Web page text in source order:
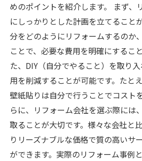
めのポイントを紹介します。 まず、
にしっかりとした計画を立てること
分をどのようにリフォームするのか
ことで、必要な費用を明確にするこ
た、DIY（自分でやること）を取り
用を削減することが可能です。たと
壁紙貼りは自分で行うことでコスト
らに、リフォーム会社を選ぶ際には
取ることが大切です。様々な会社と
りリーズナブルな価格で質の高いサ
ができます。実際のリフォーム事例